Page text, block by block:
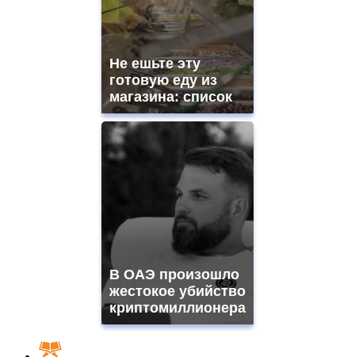
Не ешьте эту
готовую еду из
магазина: список
В ОАЭ произошло
жестокое убийство
криптомиллионера